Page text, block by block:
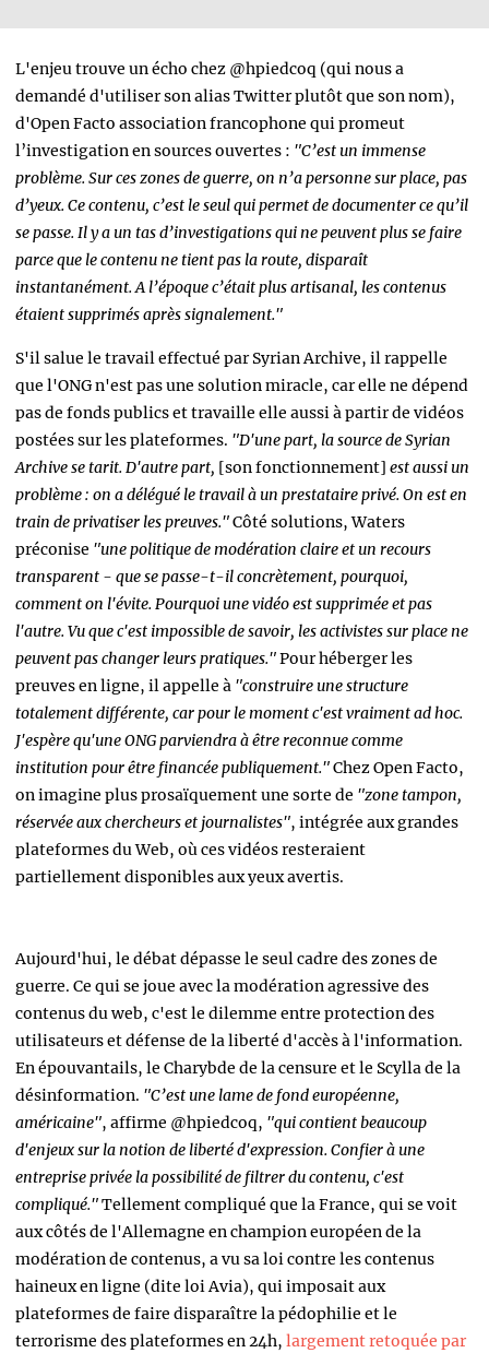
L'enjeu trouve un écho chez @hpiedcoq (qui nous a
demandé d'utiliser son alias Twitter plutôt que son nom),
d'Open Facto association francophone qui promeut
l’investigation en sources ouvertes : "C’est un immense
problème. Sur ces zones de guerre, on n’a personne sur place, pas
d’yeux. Ce contenu, c’est le seul qui permet de documenter ce qu’il
se passe. Il y a un tas d’investigations qui ne peuvent plus se faire
parce que le contenu ne tient pas la route, disparaît
instantanément. A l’époque c’était plus artisanal, les contenus
étaient supprimés après signalement."
S'il salue le travail effectué par Syrian Archive, il rappelle
que l'ONG n'est pas une solution miracle, car elle ne dépend
pas de fonds publics et travaille elle aussi à partir de vidéos
postées sur les plateformes. "D'une part, la source de Syrian
Archive se tarit. D'autre part, [son fonctionnement] est aussi un
problème : on a délégué le travail à un prestataire privé. On est en
train de privatiser les preuves."Côté solutions, Waters
préconise "une politique de modération claire et un recours
transparent - que se passe-t-il concrètement, pourquoi,
comment on l'évite. Pourquoi une vidéo est supprimée et pas
l'autre. Vu que c'est impossible de savoir, les activistes sur place ne
peuvent pas changer leurs pratiques."Pour héberger les
preuves en ligne, il appelle à "construire une structure
totalement différente, car pour le moment c'est vraiment ad hoc.
J'espère qu'une ONG parviendra à être reconnue comme
institution pour être financée publiquement."Chez Open Facto,
on imagine plus prosaïquement une sorte de "zone tampon,
réservée aux chercheurs et journalistes", intégrée aux grandes
plateformes du Web, où ces vidéos resteraient
partiellement disponibles aux yeux avertis.
Aujourd'hui, le débat dépasse le seul cadre des zones de
guerre. Ce qui se joue avec la modération agressive des
contenus du web, c'est le dilemme entre protection des
utilisateurs et défense de la liberté d'accès à l'information.
En épouvantails, le Charybde de la censure et le Scylla de la
désinformation. "C’est une lame de fond européenne,
américaine", affirme @hpiedcoq, "qui contient beaucoup
d'enjeux sur la notion de liberté d'expression. Confier à une
entreprise privée la possibilité de filtrer du contenu, c'est
compliqué."Tellement compliqué que la France, qui se voit
aux côtés de l'Allemagne en champion européen de la
modération de contenus, a vu sa loi contre les contenus
haineux en ligne (dite loi Avia), qui imposait aux
plateformes de faire disparaître la pédophilie et le
terrorisme des plateformes en 24h, largement retoquée par